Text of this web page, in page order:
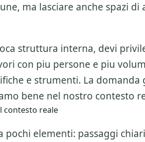
ma lasciare anche spazi
struttura interna, devi
con piu persone e piu
e strumenti. La domanda
bene nel nostro contesto
contesto reale
pochi elementi: passaggi